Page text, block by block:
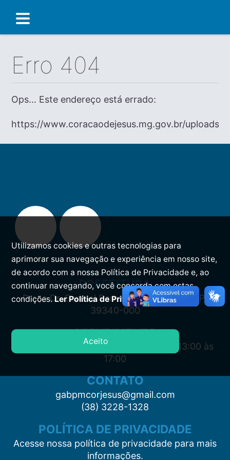
Erro 404
Ops... Este endereço está errado:
https://www.coracaodejesus.mg.gov.br/uploads/
PREFEITURA
Praça Dr. Samuel Barreto, s/n, Centro CEP:
39340-000
ATENDIMENTO
Segunda à Sexta: 7:00 às 11:00 e das 13:00 às
17:00
CONTATO
gabpmcorjesus@gmail.com
(38) 3228-1328
POLÍTICA DE PRIVACIDADE
Acesse nossa política de privacidade para mais
informações.
Utilizamos cookies e outras tecnologias para
aprimorar sua navegação e experiência em nosso site,
de acordo com a nossa Política de Privacidade e, ao
continuar navegando, você concorda com estas
condições.Ler Política de Privacidade.
Aceito